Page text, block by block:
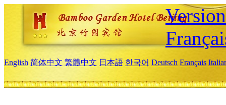
English 简体中文 繁體中文 日本語 한국어 Deutsch Français